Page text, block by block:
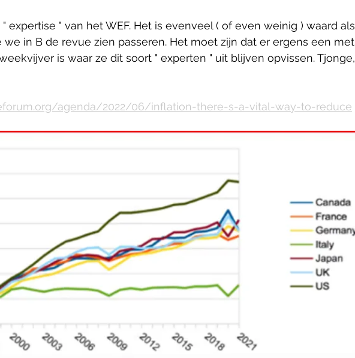
expertise " van het WEF. Het is evenveel ( of even weinig ) waard als
we in B de revue zien passeren. Het moet zijn dat er ergens een met
is waar ze dit soort " experten " uit blijven opvissen. Tjonge,
agenda/2022/06/inflation-there-s-a-vital-way-to-reduce